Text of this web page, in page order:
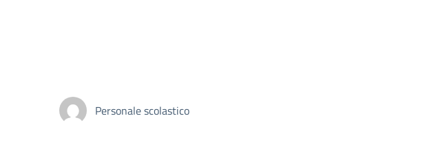
Personale scolastico